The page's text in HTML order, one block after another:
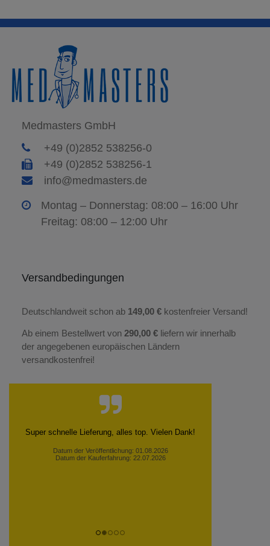
Medmasters GmbH
+49 (0)2852 538256-0
+49 (0)2852 538256-1
info@medmasters.de
Montag – Donnerstag: 08:00 – 16:00 Uhr
Freitag: 08:00 – 12:00 Uhr
Versandbedingungen
Deutschlandweit schon ab 149,00 € kostenfreier Versand!
Ab einem Bestellwert von 290,00 € liefern wir innerhalb
der angegebenen europäischen Ländern
versandkostenfrei!
Super schnelle Lieferung, alles top. Vielen Dank!
Datum der Veröffentlichung: 01.08.2026
Datum der Kauferfahrung: 22.07.2026